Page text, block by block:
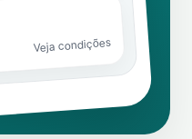
Veja condições